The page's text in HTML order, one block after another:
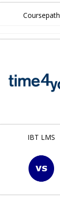
Coursepath
IBT LMS